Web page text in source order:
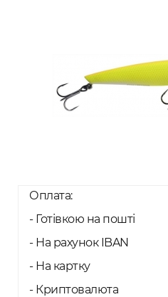
Оплата:
- Готівкою на пошті
- На рахунок IBAN
- На картку
- Криптовалюта